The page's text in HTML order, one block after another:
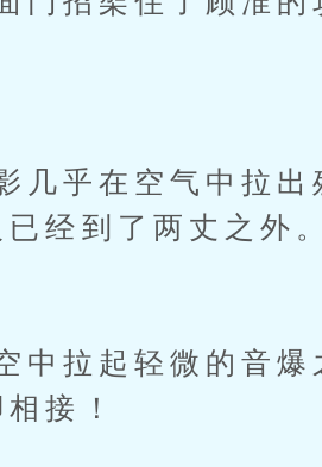
乎在空气中拉出
经到了两丈之外。
拉起轻微的音爆
接！